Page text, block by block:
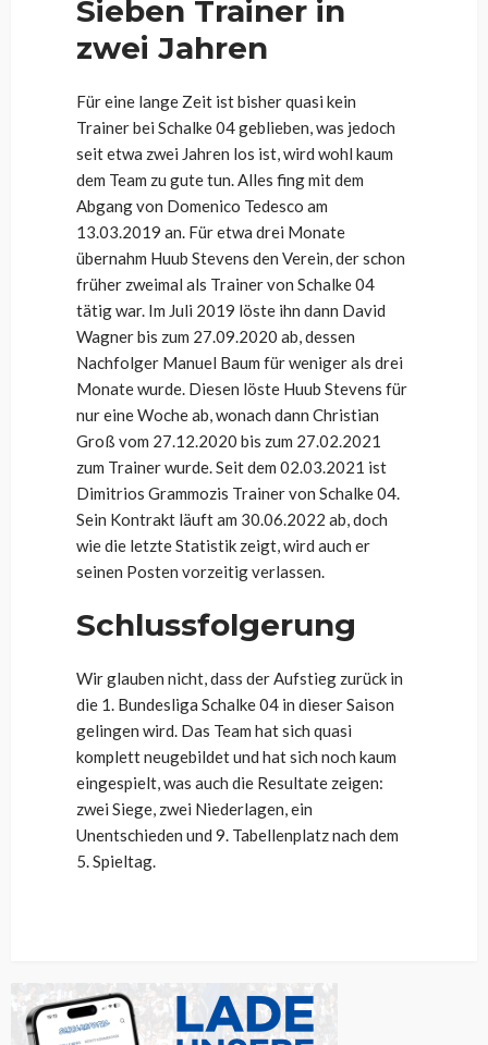
Sieben Trainer in
zwei Jahren
Für eine lange Zeit ist bisher quasi kein
Trainer bei Schalke 04 geblieben, was jedoch
seit etwa zwei Jahren los ist, wird wohl kaum
dem Team zu gute tun. Alles fing mit dem
Abgang von Domenico Tedesco am
13.03.2019 an. Für etwa drei Monate
übernahm Huub Stevens den Verein, der schon
früher zweimal als Trainer von Schalke 04
tätig war. Im Juli 2019 löste ihn dann David
Wagner bis zum 27.09.2020 ab, dessen
Nachfolger Manuel Baum für weniger als drei
Monate wurde. Diesen löste Huub Stevens für
nur eine Woche ab, wonach dann Christian
Groß vom 27.12.2020 bis zum 27.02.2021
zum Trainer wurde. Seit dem 02.03.2021 ist
Dimitrios Grammozis Trainer von Schalke 04.
Sein Kontrakt läuft am 30.06.2022 ab, doch
wie die letzte Statistik zeigt, wird auch er
seinen Posten vorzeitig verlassen.
Schlussfolgerung
Wir glauben nicht, dass der Aufstieg zurück in
die 1. Bundesliga Schalke 04 in dieser Saison
gelingen wird. Das Team hat sich quasi
komplett neugebildet und hat sich noch kaum
eingespielt, was auch die Resultate zeigen:
zwei Siege, zwei Niederlagen, ein
Unentschieden und 9. Tabellenplatz nach dem
5. Spieltag.